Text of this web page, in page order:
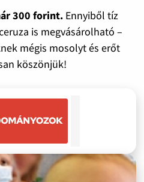
300 forint.Ennyiből tíz
is megvásárolható –
mégis mosolyt és erőt
köszönjük!